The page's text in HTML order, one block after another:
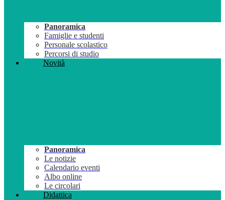
Panoramica
Famiglie e studenti
Personale scolastico
Percorsi di studio
Novità
Panoramica
Le notizie
Calendario eventi
Albo online
Le circolari
Didattica